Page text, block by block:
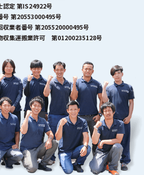
認定 第IS24922号
号 第20553000495号
収業者番号 第205520000495号
収集運搬業許可 第01200235128号